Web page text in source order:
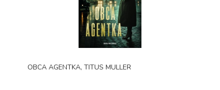
OBCA AGENTKA, TITUS MULLER